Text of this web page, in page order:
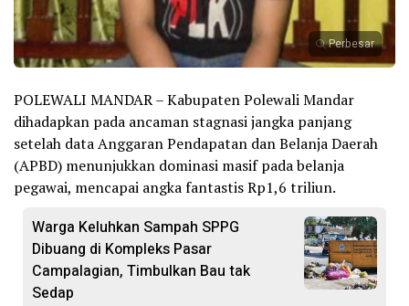
Perbesar
POLEWALI MANDAR – Kabupaten Polewali Mandar
dihadapkan pada ancaman stagnasi jangka panjang
setelah data Anggaran Pendapatan dan Belanja Daerah
(APBD) menunjukkan dominasi masif pada belanja
pegawai, mencapai angka fantastis Rp1,6 triliun.
Warga Keluhkan Sampah SPPG
Dibuang di Kompleks Pasar
Campalagian, Timbulkan Bau tak
Sedap